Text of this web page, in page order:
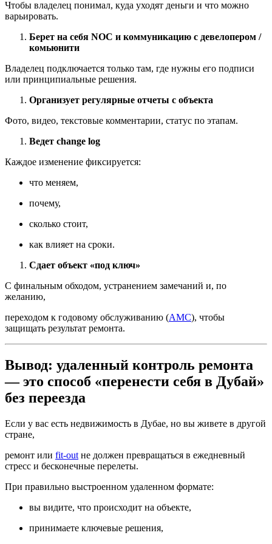
Чтобы владелец понимал, куда уходят деньги и что можно
варьировать.
Берет на себя NOC и коммуникацию с девелопером /
комьюнити
Владелец подключается только там, где нужны его подписи
или принципиальные решения.
Организует регулярные отчеты с объекта
Фото, видео, текстовые комментарии, статус по этапам.
Ведет change log
Каждое изменение фиксируется:
что меняем,
почему,
сколько стоит,
как влияет на сроки.
Сдает объект «под ключ»
С финальным обходом, устранением замечаний и, по
желанию,
переходом к годовому обслуживанию (AMC), чтобы
защищать результат ремонта.
Вывод: удаленный контроль ремонта
— это способ «перенести себя в Дубай»
без переезда
Если у вас есть недвижимость в Дубае, но вы живете в другой
стране,
ремонт или fit-out не должен превращаться в ежедневный
стресс и бесконечные перелеты.
При правильно выстроенном удаленном формате:
вы видите, что происходит на объекте,
принимаете ключевые решения,